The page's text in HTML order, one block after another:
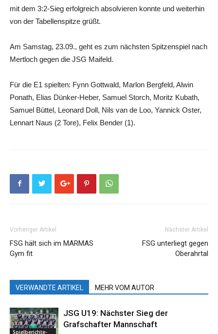
mit dem 3:2-Sieg erfolgreich absolvieren konnte und weiterhin
von der Tabellenspitze grüßt.
Am Samstag, 23.09., geht es zum nächsten Spitzenspiel nach
Mertloch gegen die JSG Maifeld.
Für die E1 spielten: Fynn Gottwald, Marlon Bergfeld, Alwin
Ponath, Elias Dünker-Heber, Samuel Storch, Moritz Kubath,
Samuel Büttel, Leonard Doll, Nils van de Loo, Yannick Oster,
Lennart Naus (2 Tore), Felix Bender (1).
Vorheriger Artikel
FSG hält sich im MARMAS
Gym fit
Nächster Artikel
FSG unterliegt gegen
Oberahrtal
VERWANDTE ARTIKEL MEHR VOM AUTOR
Spielberichte-
JSG U19: Nächster Sieg der
Grafschafter Mannschaft